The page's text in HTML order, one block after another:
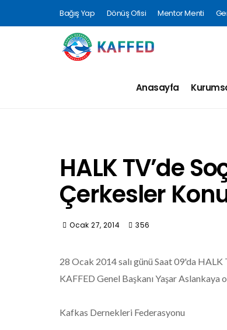
Bağış Yap Dönüş Ofisi Mentor Menti
Anasayfa
HALK TV’de
Çerkesler
Ocak 27, 2014 356
28 Ocak 2014 salı günü Saat 09'da HALK
KAFFED Genel Başkanı Yaşar
Kafkas Dernekleri Federasyonu